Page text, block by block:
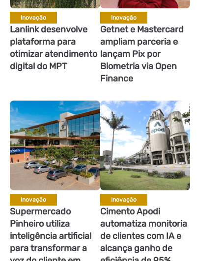
Inovação
Lanlink desenvolve
plataforma para
otimizar atendimento
digital do MPT
Inovação
Getnet e Mastercard
ampliam parceria e
lançam Pix por
Biometria via Open
Finance
Inovação
Supermercado
Pinheiro utiliza
inteligência artificial
para transformar a
Inovação
Cimento Apodi
automatiza monitoria
de clientes com IA e
alcança ganho de